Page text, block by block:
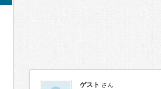
ゲスト さん